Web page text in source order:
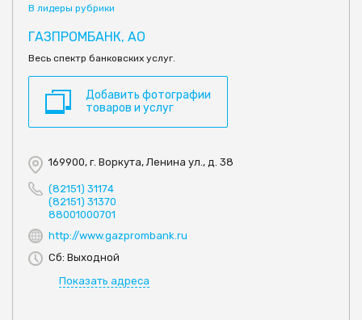
В лидеры рубрики
ГАЗПРОМБАНК, АО
Весь спектр банковских услуг.
Добавить фотографии
товаров и услуг
169900, г. Воркута, Ленина ул., д. 38
(82151) 31174
(82151) 31370
88001000701
http://www.gazprombank.ru
Сб: Выходной
Показать адреса